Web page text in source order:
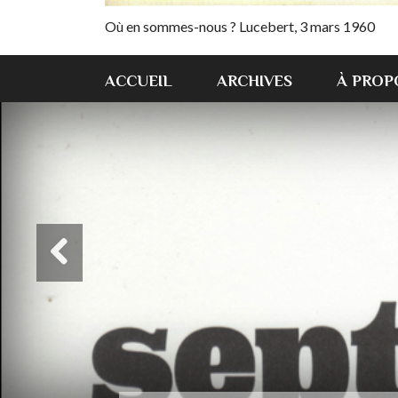
Où en sommes-nous ? Lucebert, 3 mars 1960
ACCUEIL ARCHIVES À